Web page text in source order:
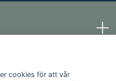
cookies för att vår